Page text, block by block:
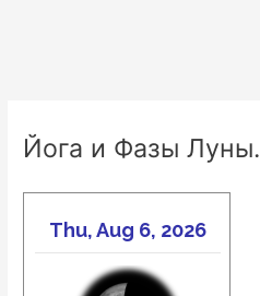
Йога и Фазы Луны.